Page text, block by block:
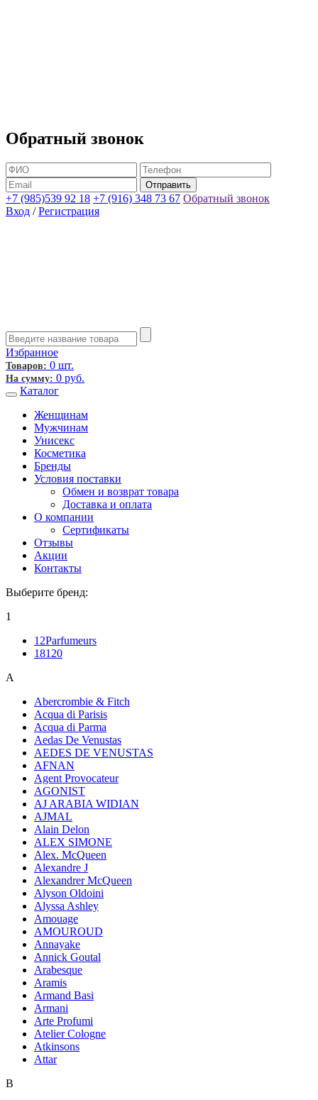
Обратный звонок
+7 (985)539 92 18 +7 (916) 348 73 67 Обратный звонок
Вход / Регистрация
Избранное
Товаров: 0 шт.
На сумму: 0 руб.
Каталог
Женщинам
Мужчинам
Унисекс
Косметика
Бренды
Условия поставки
Обмен и возврат товара
Доставка и оплата
О компании
Сертификаты
Отзывы
Акции
Контакты
Выберите бренд:
1
12Parfumeurs
18120
A
Abercrombie & Fitch
Acqua di Parisis
Acqua di Parma
Aedas De Venustas
AEDES DE VENUSTAS
AFNAN
Agent Provocateur
AGONIST
AJ ARABIA WIDIAN
AJMAL
Alain Delon
ALEX SIMONE
Alex. McQueen
Alexandre J
Alexandrer McQueen
Alyson Oldoini
Alyssa Ashley
Amouage
AMOUROUD
Annayake
Annick Goutal
Arabesque
Aramis
Armand Basi
Armani
Arte Profumi
Atelier Cologne
Atkinsons
Attar
B